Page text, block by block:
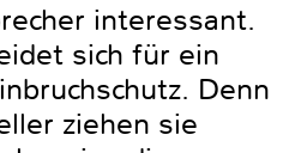
interessant.
sich für ein
Denn
ziehen sie